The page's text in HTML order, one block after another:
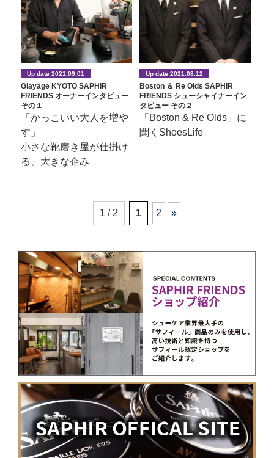
Up date 2021.09.01
Glayage KYOTO SAPHIR
FRIENDS オーナーインタビュー
その１
「かっこいい大人を増や
す」
小さな靴磨き屋が仕掛け
る、大きな企み
Up date 2021.08.12
Boston ＆ Re Olds SAPHIR
FRIENDS シューシャイナーイン
タビュー その２
「Boston & Re Olds」に
聞くShoesLife
1 / 2 1 2 »